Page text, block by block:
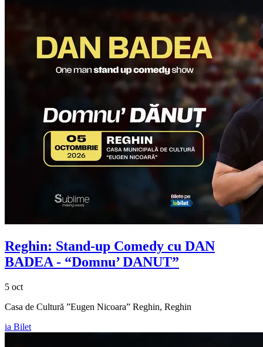
Reghin: Stand-up Comedy cu DAN
BADEA - “Domnu’ DANUT”
5 oct
Casa de Cultură ”Eugen Nicoara” Reghin, Reghin
ia Bilet